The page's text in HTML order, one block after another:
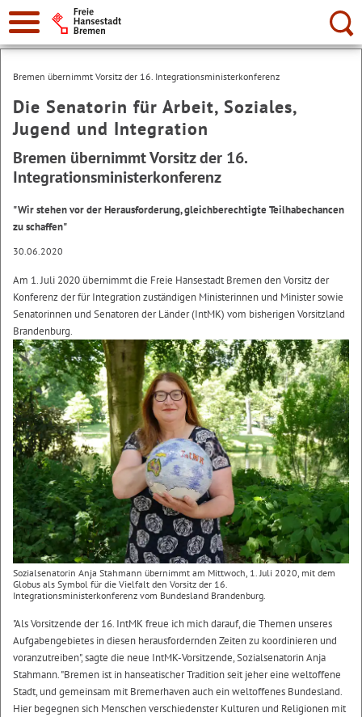
Suche:
Bremen übernimmt Vorsitz der 16. Integrationsministerkonferenz
Die Senatorin für Arbeit, Soziales,
Jugend und Integration
Bremen übernimmt Vorsitz der 16.
Integrationsministerkonferenz
"Wir stehen vor der Herausforderung, gleichberechtigte Teilhabechancen
zu schaffen"
30.06.2020
Am 1. Juli 2020 übernimmt die Freie Hansestadt Bremen den Vorsitz der
Konferenz der für Integration zuständigen Ministerinnen und Minister sowie
Senatorinnen und Senatoren der Länder (IntMK) vom bisherigen Vorsitzland
Brandenburg.
Sozialsenatorin Anja Stahmann übernimmt am Mittwoch, 1. Juli 2020, mit dem
Globus als Symbol für die Vielfalt den Vorsitz der 16.
Integrationsministerkonferenz vom Bundesland Brandenburg.
"Als Vorsitzende der 16. IntMK freue ich mich darauf, die Themen unseres
Aufgabengebietes in diesen herausfordernden Zeiten zu koordinieren und
voranzutreiben", sagte die neue IntMK-Vorsitzende, Sozialsenatorin Anja
Stahmann. "Bremen ist in hanseatischer Tradition seit jeher eine weltoffene
Stadt, und gemeinsam mit Bremerhaven auch ein weltoffenes Bundesland.
Hier begegnen sich Menschen verschiedenster Kulturen und Religionen mit